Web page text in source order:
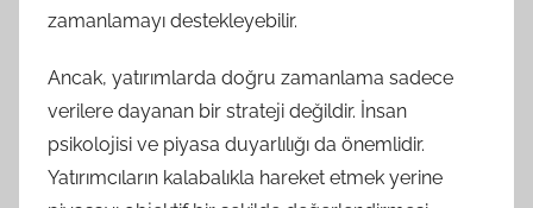
zamanlamayı destekleyebilir.
Ancak, yatırımlarda doğru zamanlama sadece
verilere dayanan bir strateji değildir. İnsan
psikolojisi ve piyasa duyarlılığı da önemlidir.
Yatırımcıların kalabalıkla hareket etmek yerine